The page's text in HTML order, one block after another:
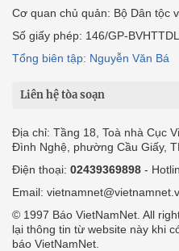
Cơ quan chủ quản: Bộ Dân tộc
Số giấy phép: 146/GP-
Tổng biên tập: Nguyễn Văn Bá
Liên hệ tòa soạn
Địa chỉ: Tầng 18, Toà nhà Cục
Đình Nghệ, phường Cầu Giấy,
Điện thoại: 02439369898 -
Email:
© 1997 Báo VietNamNet. All
lại thông tin từ website này khi
báo VietNamNet.